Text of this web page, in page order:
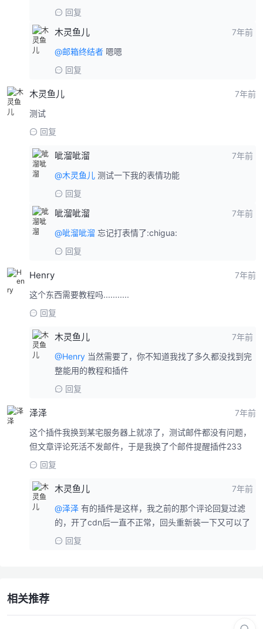
回复
木灵鱼儿
7年前
@邮箱终结者 嗯嗯
回复
木灵鱼儿
7年前
测试
回复
呲溜呲溜
7年前
@木灵鱼儿 测试一下我的表情功能
回复
呲溜呲溜
7年前
@呲溜呲溜 忘记打表情了:chigua:
回复
Henry
7年前
这个东西需要教程吗...........
回复
木灵鱼儿
7年前
@Henry 当然需要了，你不知道我找了多久都没找到完
整能用的教程和插件
回复
泽泽
7年前
这个插件我换到某宅服务器上就凉了，测试邮件都没有问题，
但文章评论死活不发邮件，于是我换了个邮件提醒插件233
回复
木灵鱼儿
7年前
@泽泽 有的插件是这样，我之前的那个评论回复过滤
的，开了cdn后一直不正常，回头重新装一下又可以了
回复
相关推荐